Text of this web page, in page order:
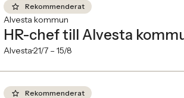
Rekommenderat
Alvesta kommun
HR-chef till Alvesta
Alvesta21/7 – 15/8
Rekommenderat